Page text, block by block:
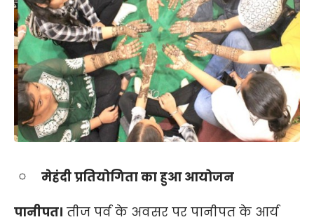
मेहंदी प्रतियोगिता का हुआ आयोजन
पानीपत। तीज पर्व के अवसर पर पानीपत के आर्य